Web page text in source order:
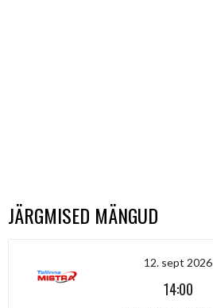
JÄRGMISED MÄNGUD
12. sept 2026
14:00